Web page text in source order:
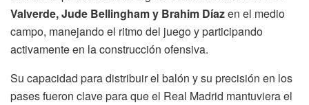
Valverde, Jude Bellingham y Brahim Díazen el medio
campo, manejando el ritmo del juego y participando
activamente en la construcción ofensiva.
Su capacidad para distribuir el balón y su precisión en los
pases fueron clave para que el Real Madrid mantuviera el